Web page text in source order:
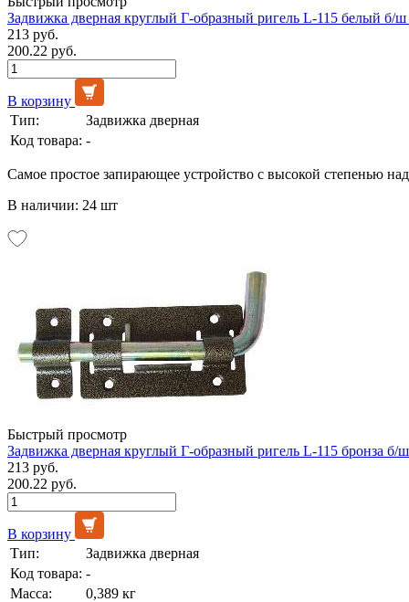
Задвижка дверная круглый Г-образный ригель L-115 белый б/
213 руб.
200.22 руб.
В корзину
Тип:
Задвижка дверная
Код товара: -
Самое простое запирающее устройство с высокой степенью
В наличии: 24 шт
Быстрый просмотр
Задвижка дверная круглый Г-образный ригель L-115 бронза б/
213 руб.
200.22 руб.
В корзину
Тип:
Задвижка дверная
Код товара: -
Масса:
0,389 кг